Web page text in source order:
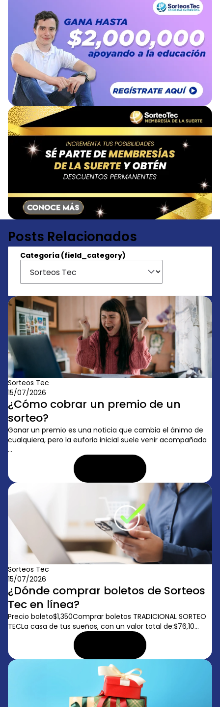
Posts Relacionados
Categoría (field_category)
Sorteos Tec
15/07/2026
¿Cómo cobrar un premio de un
sorteo?
Ganar un premio es una noticia que cambia el ánimo de
cualquiera, pero la euforia inicial suele venir acompañada
...
Sorteos Tec
15/07/2026
¿Dónde comprar boletos de Sorteos
Tec en línea?
Precio boleto$1,350Comprar boletos TRADICIONAL SORTEO
TECLa casa de tus sueños, con un valor total de:$76,10...